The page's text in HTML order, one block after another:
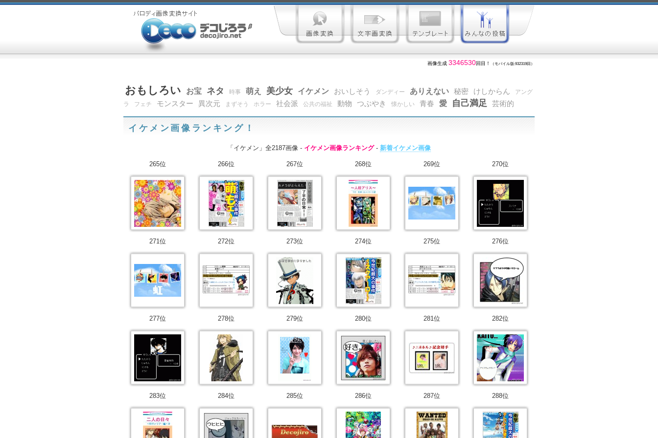
画像生成 3346530回目！ （モバイル版:932319回）
おもしろい お宝 ネタ 時事 萌え 美少女 イケメン おいしそう ダンディー ありえない 秘密 けしからん
アング
ラ
フェチ モンスター 異次元 まずそう ホラー 社会派 公共の福祉 動物 つぶやき 懐かしい 青春 愛 自己満足 芸術的
イケメン画像ランキング！
「イケメン」全2187画像 - イケメン画像ランキング- 新着イケメン画像
265位 266位 267位 268位 269位 270位
271位 272位 273位 274位 275位 276位
277位 278位 279位 280位 281位 282位
283位 284位 285位 286位 287位 288位